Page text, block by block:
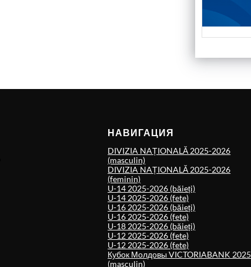
НАВИГАЦИЯ
DIVIZIA NAȚIONALĂ 2025-2026
(masculin)
DIVIZIA NAȚIONALĂ 2025-2026
(feminin)
U-14 2025-2026 (băieți)
U-14 2025-2026 (fete)
U-16 2025-2026 (băieți)
U-16 2025-2026 (fete)
U-18 2025-2026 (băieți)
U-12 2025-2026 (fete)
U-12 2025-2026 (fete)
Кубок Молдовы VICTORIABANK 2025
(masculin)